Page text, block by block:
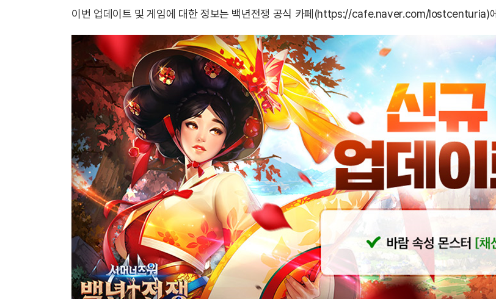
이번 업데이트 및 게임에 대한 정보는 백년전쟁 공식 카페(https://cafe.naver.com/lostcenturia)